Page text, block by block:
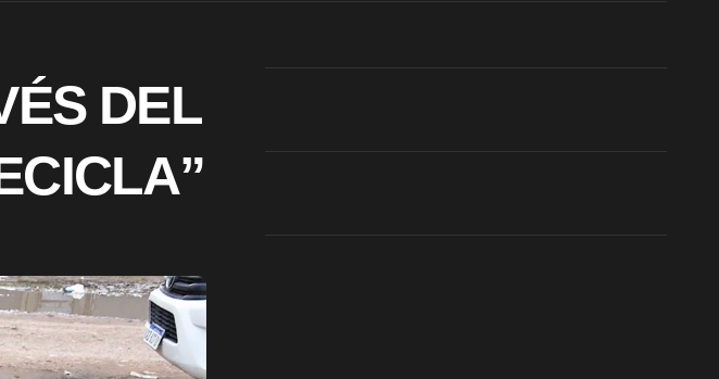
DEL